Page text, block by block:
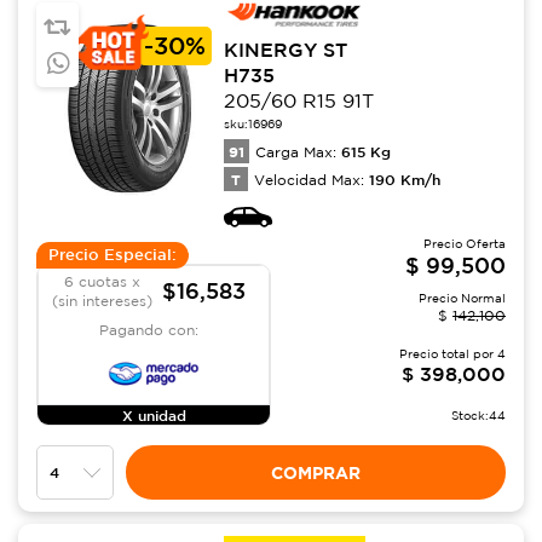
-30%
KINERGY ST
H735
205/60 R15 91T
sku:16969
91 Carga Max: 615 Kg
T Velocidad Max: 190 Km/h
Precio Especial:
6 cuotas x
(sin intereses)
$16,583
Pagando con:
X unidad
Precio Oferta
$ 99,500
Precio Normal
$ 142,100
Precio total por 4
$ 398,000
Stock:44
COMPRAR